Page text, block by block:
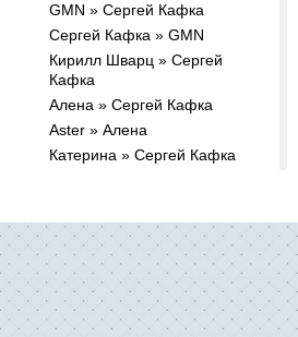
GMN » Сергей Кафка
Сергей Кафка » GMN
Кирилл Шварц » Сергей
Кафка
Алена » Сергей Кафка
Aster » Алена
Катерина » Сергей Кафка